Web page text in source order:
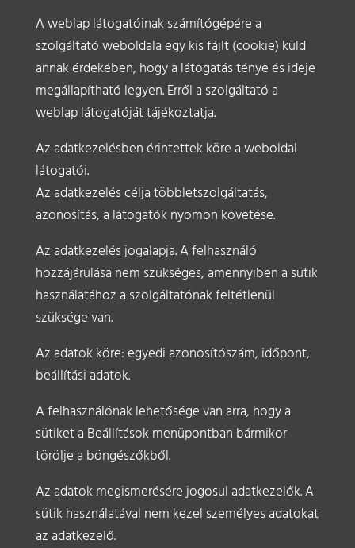
A weblap látogatóinak számítógépére a
szolgáltató weboldala egy kis fájlt (cookie) küld
annak érdekében, hogy a látogatás ténye és ideje
megállapítható legyen. Erről a szolgáltató a
weblap látogatóját tájékoztatja.
Az adatkezelésben érintettek köre a weboldal
látogatói.
Az adatkezelés célja többletszolgáltatás,
azonosítás, a látogatók nyomon követése.
Az adatkezelés jogalapja. A felhasználó
hozzájárulása nem szükséges, amennyiben a sütik
használatához a szolgáltatónak feltétlenül
szüksége van.
Az adatok köre: egyedi azonosítószám, időpont,
beállítási adatok.
A felhasználónak lehetősége van arra, hogy a
sütiket a Beállítások menüpontban bármikor
törölje a böngészőkből.
Az adatok megismerésére jogosul adatkezelők. A
sütik használatával nem kezel személyes adatokat
az adatkezelő.